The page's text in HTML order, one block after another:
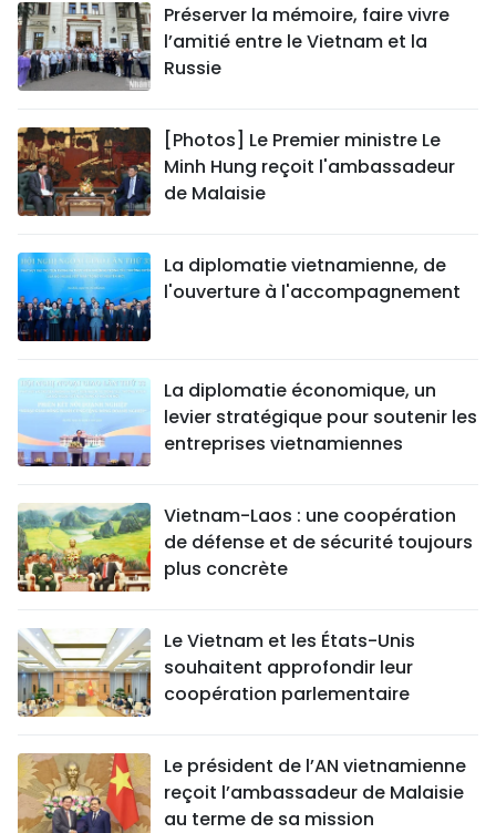
Préserver la mémoire, faire vivre
l’amitié entre le Vietnam et la
Russie
[Photos] Le Premier ministre Le
Minh Hung reçoit l'ambassadeur
de Malaisie
La diplomatie vietnamienne, de
l'ouverture à l'accompagnement
La diplomatie économique, un
levier stratégique pour soutenir les
entreprises vietnamiennes
Vietnam-Laos : une coopération
de défense et de sécurité toujours
plus concrète
Le Vietnam et les États-Unis
souhaitent approfondir leur
coopération parlementaire
Le président de l’AN vietnamienne
reçoit l’ambassadeur de Malaisie
au terme de sa mission